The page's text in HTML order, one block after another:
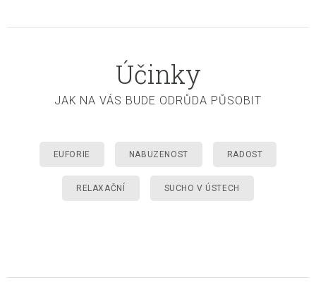
Účinky
JAK NA VÁS BUDE ODRŮDA PŮSOBIT
EUFORIE NABUZENOST RADOST
RELAXAČNÍ SUCHO V ÚSTECH